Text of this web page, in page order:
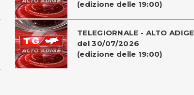
(edizione delle 19:00)
TELEGIORNALE - ALTO ADIGE
del 30/07/2026
(edizione delle 19:00)